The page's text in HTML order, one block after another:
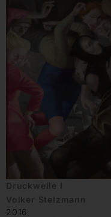
Druckwelle I
Volker Stelzmann
2016